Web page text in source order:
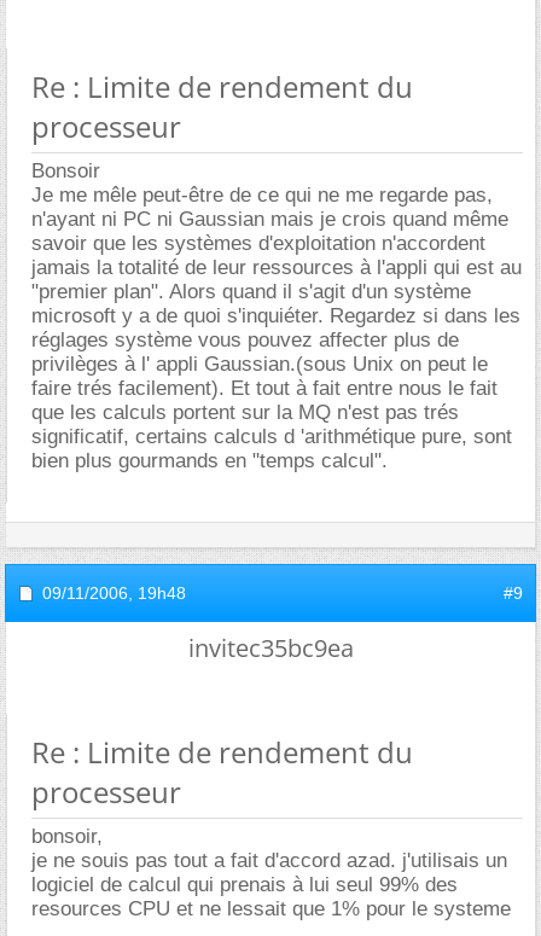
Re : Limite de rendement du
processeur
Bonsoir
Je me mêle peut-être de ce qui ne me regarde pas,
n'ayant ni PC ni Gaussian mais je crois quand même
savoir que les systèmes d'exploitation n'accordent
jamais la totalité de leur ressources à l'appli qui est au
"premier plan". Alors quand il s'agit d'un système
microsoft y a de quoi s'inquiéter. Regardez si dans les
réglages système vous pouvez affecter plus de
privilèges à l' appli Gaussian.(sous Unix on peut le
faire trés facilement). Et tout à fait entre nous le fait
que les calculs portent sur la MQ n'est pas trés
significatif, certains calculs d 'arithmétique pure, sont
bien plus gourmands en "temps calcul".
09/11/2006, 19h48 #9
invitec35bc9ea
Re : Limite de rendement du
processeur
bonsoir,
je ne souis pas tout a fait d'accord azad. j'utilisais un
logiciel de calcul qui prenais à lui seul 99% des
resources CPU et ne lessait que 1% pour le systeme